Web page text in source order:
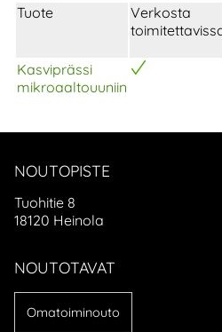
Tuote
Verkosta
Kasviprässi
mikroaaltouuniin
NOUTOPISTE
Tuohitie 8
18120 Heinola
NOUTOTAVAT
Omatoiminouto